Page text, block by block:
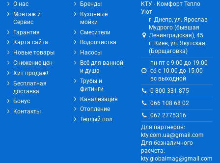
О нас
Монтаж и
Сервис
Гарантия
Карта сайта
Новые товары
Снижение цен
Хит продаж!
Бесплатная
доставка
Бонус
Контакты
Бренды
Кухонные
мойки
Смесители
Водоочистка
Насосы
Всё для ванной
и душа
Трубы и
фитинги
Канализация
Отопление
Теплый пол
КТУ - Комфорт Тепло
Уют
г. Днепр, ул. Ярослав
Мудрого (бывшая
Ленинградская), 45
г. Киев, ул. Якутская
(Борщаговка)
пн-пт с 9:00 до 19:00
сб с 10:00 до 15:00
вс выходной
0 800 331 875
066 108 68 02
067 2775316
Для партнеров:
kty.com.ua@gmail.com
Для безналичного
расчета:
kty.globalmag@gmail.com